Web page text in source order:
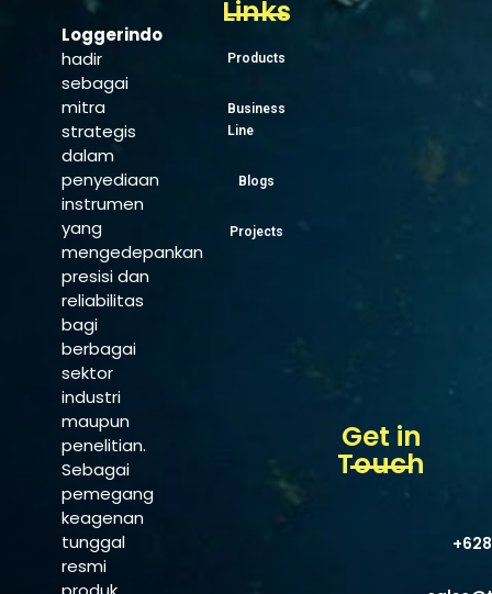
Loggerindo
hadir
sebagai
mitra
strategis
dalam
penyediaan
instrumen
yang
mengedepankan
presisi dan
reliabilitas
bagi
berbagai
sektor
industri
maupun
penelitian.
Sebagai
pemegang
keagenan
tunggal
resmi
Links
Products
Business
Line
Blogs
Projects
Get in
Touch